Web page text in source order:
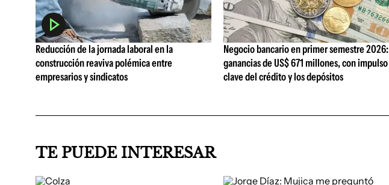
Reducción de la jornada laboral en la
construcción reaviva polémica entre
empresarios y sindicatos
Negocio bancario en primer semestre 2026:
ganancias de US$ 671 millones, con impulso
clave del crédito y los depósitos
TE PUEDE INTERESAR